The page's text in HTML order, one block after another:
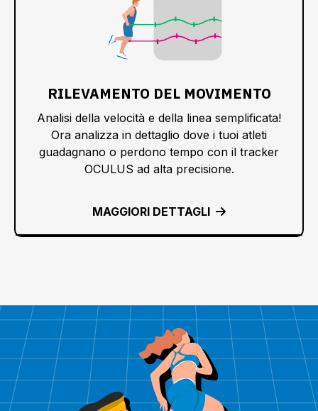
RILEVAMENTO DEL MOVIMENTO
Analisi della velocità e della linea semplificata!
Ora analizza in dettaglio dove i tuoi atleti
guadagnano o perdono tempo con il tracker
OCULUS ad alta precisione.
MAGGIORI DETTAGLI